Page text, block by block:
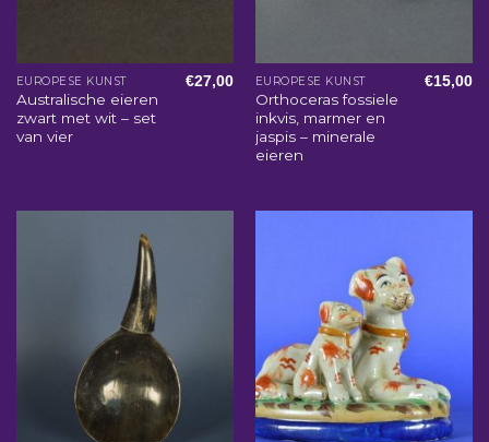
EUROPESE KUNST
Australische eieren
zwart met wit – set
van vier
€27,00 EUROPESE KUNST
Orthoceras fossiele
inkvis, marmer en
jaspis – minerale
eieren
€15,00